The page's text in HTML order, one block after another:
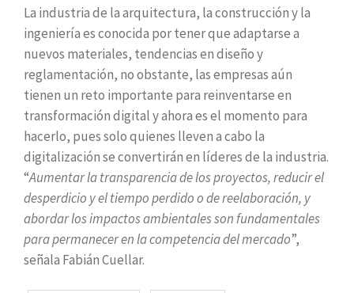
La industria de la arquitectura, la construcción y la
ingeniería es conocida por tener que adaptarse a
nuevos materiales, tendencias en diseño y
reglamentación, no obstante, las empresas aún
tienen un reto importante para reinventarse en
transformación digital y ahora es el momento para
hacerlo, pues solo quienes lleven a cabo la
digitalización se convertirán en líderes de la industria.
“Aumentar la transparencia de los proyectos, reducir el
desperdicio y el tiempo perdido o de reelaboración, y
abordar los impactos ambientales son fundamentales
para permanecer en la competencia del mercado”,
señala Fabián Cuellar.